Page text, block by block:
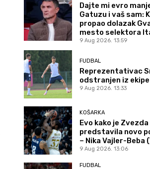
Dajte mi evro
Gatuzu i vaš sam:
propao dolazak
mesto selektora
9 Aug 2026. 13:59
FUDBAL
Reprezentativac
odstranjen iz ekipe
9 Aug 2026. 13:33
KOŠARKA
Evo kako je Zvezda
predstavila novo
– Nika Vajler-Beba
9 Aug 2026. 13:06
FUDBAL